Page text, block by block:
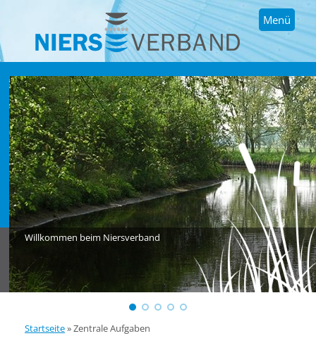
Menü
Willkommen beim Niersverband
Startseite»Zentrale Aufgaben